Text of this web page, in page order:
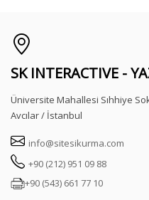
SK INTERACTIVE -
Üniversite Mahallesi Sıhhiye
Avcılar / İstanbul
info@sitesikurma.com
+90 (212) 951 09 88
+90 (543) 661 77 10